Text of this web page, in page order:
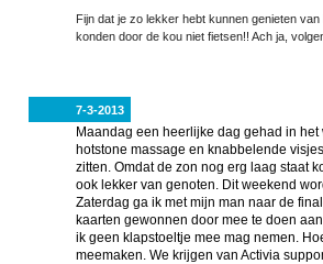
Fijn dat je zo lekker hebt kunnen genieten
konden door de kou niet fietsen!! Ach ja,
7-3-2013
Maandag een heerlijke dag gehad in
hotstone massage en knabbelende
zitten. Omdat de zon nog erg laag staat
ook lekker van genoten. Dit weekend
Zaterdag ga ik met mijn man naar de
kaarten gewonnen door mee te doen
ik geen klapstoeltje mee mag nemen.
meemaken. We krijgen van Activia